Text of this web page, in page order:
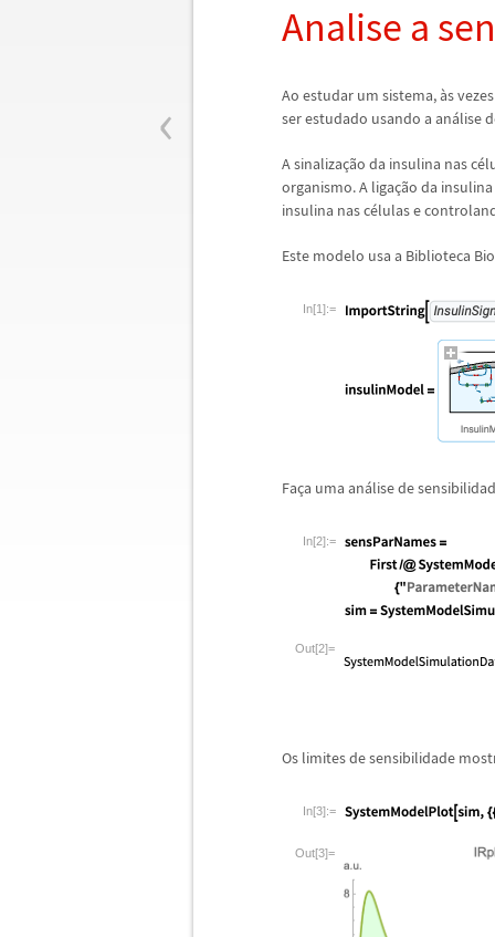
‹
Analise a
Ao estudar um sistema,às
ser estudado usando a análise
A sinalização da insulina nas cé
organismo. A ligação da
insulina nas células e
Este modelo usa a Biblioteca
In[1]:=
Faça uma análise de
In[2]:=
Out[2]=
Os limites de sensibilidade
In[3]:=
Out[3]=